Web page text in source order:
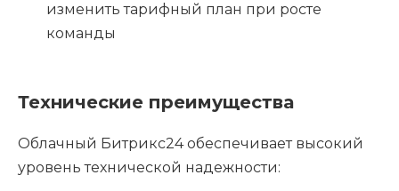
изменить тарифный план при росте
команды
Технические преимущества
Облачный Битрикс24 обеспечивает высокий
уровень технической надежности: